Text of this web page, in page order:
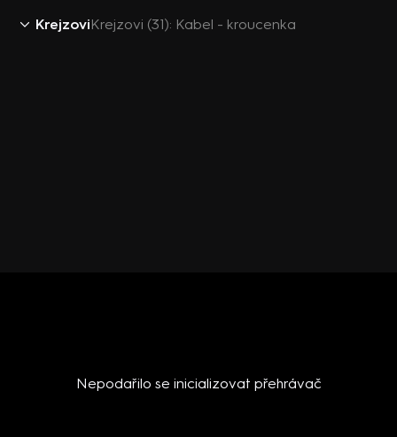
KrejzoviKrejzovi (31): Kabel - kroucenka
Nepodařilo se inicializovat přehrávač